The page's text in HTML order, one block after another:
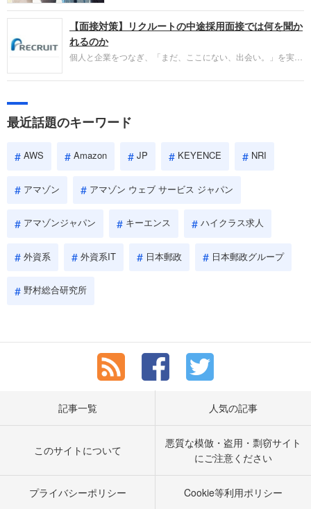
パーソンが利用する企業口コミサイト「キャリコ
ネ」の転職エージェントがお勧めするイチオシ企業
IBMです。採用面接対策の企業研究にご活用くださ
い。
【面接対策】リクルートの中途採用面接では何を聞か
れるのか
個人と企業をつなぎ、「まだ、ここにない、出会い。」を実現
やこれまでの成果を具体的に問われるほか、「人間性」も評価
しょう。
最近話題のキーワード
AWS Amazon JP KEYENCE NRI
アマゾン アマゾン ウェブ サービス ジャパン
アマゾンジャパン キーエンス ハイクラス求人
外資系 外資系IT 日本郵政 日本郵政グループ
野村総合研究所
記事一覧 人気の記事
このサイトについて
悪質な模倣・盗用・剽窃サイト
にご注意ください
プライバシーポリシー Cookie等利用ポリシー